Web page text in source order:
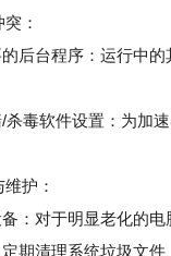
：
台程序：运行中的
软件设置：为加速
护：
对于明显老化的电脑
清理系统垃圾文件、